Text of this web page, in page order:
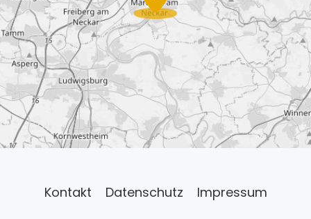
Kontakt Datenschutz Impressum